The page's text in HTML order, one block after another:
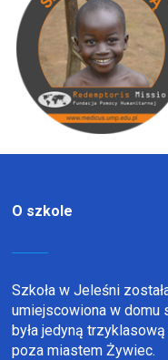
O szkole
Szkoła w Jeleśni
umiejscowiona w domu
była jedyną
poza miastem Żywiec.